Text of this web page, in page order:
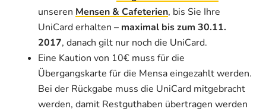
unseren Mensen & Cafeterien, bis Sie Ihre
UniCard erhalten – maximal bis zum 30.11.
2017, danach gilt nur noch die UniCard.
Eine Kaution von 10€ muss für die
Übergangskarte für die Mensa eingezahlt werden.
Bei der Rückgabe muss die UniCard mitgebracht
werden, damit Restguthaben übertragen werden